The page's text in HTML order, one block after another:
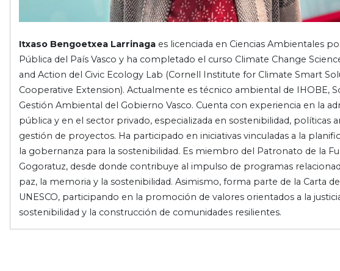
Itxaso Bengoetxea Larrinagaes licenciada en Ciencias Ambientales
Pública del País Vasco y ha completado el curso Climate Change
and Action del Civic Ecology Lab (Cornell Institute for Climate Smart
Cooperative Extension). Actualmente es técnico ambiental de IHOBE,
Gestión Ambiental del Gobierno Vasco. Cuenta con experiencia en la
pública y en el sector privado, especializada en sostenibilidad, políticas
gestión de proyectos. Ha participado en iniciativas vinculadas a la
la gobernanza para la sostenibilidad. Es miembro del Patronato de la
Gogoratuz, desde donde contribuye al impulso de programas
paz, la memoria y la sostenibilidad. Asimismo, forma parte de la Carta de
UNESCO, participando en la promoción de valores orientados a la
sostenibilidad y la construcción de comunidades resilientes.